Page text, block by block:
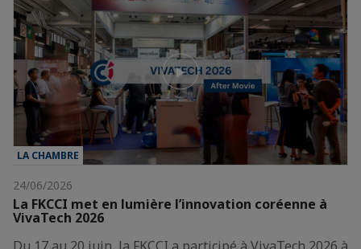
LA CHAMBRE
24/06/2026
La FKCCI met en lumière l’innovation coréenne à
VivaTech 2026